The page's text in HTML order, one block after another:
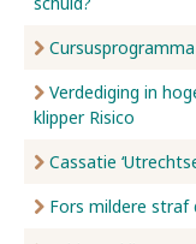
Verdediging in
klipper Risico
Cassatie
Fors mildere